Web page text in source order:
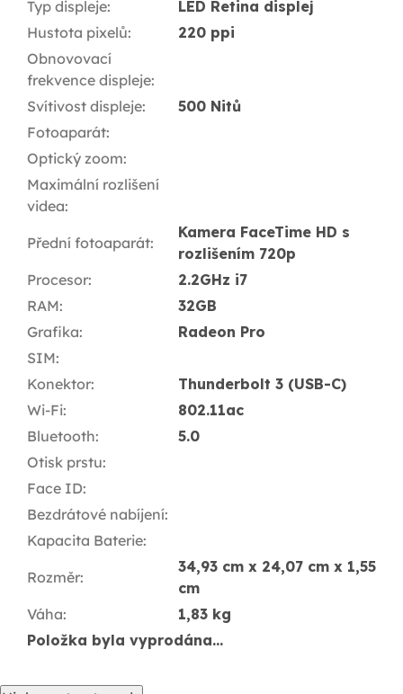
Typ displeje:
LED Retina displej
Hustota pixelů:
220 ppi
Obnovovací
frekvence displeje:
Svítivost displeje:
500 Nitů
Fotoaparát:
Optický zoom:
Maximální rozlišení
videa:
Přední fotoaparát:
Kamera FaceTime HD s
rozlišením 720p
Procesor:
2.2GHz i7
RAM:
32GB
Grafika:
Radeon Pro
SIM:
Konektor:
Thunderbolt 3 (USB-C)
Wi-Fi:
802.11ac
Bluetooth:
5.0
Otisk prstu:
Face ID:
Bezdrátové nabíjení:
Kapacita Baterie:
Rozměr:
34,93 cm x 24,07 cm x 1,55
cm
Váha:
1,83 kg
Položka byla vyprodána…